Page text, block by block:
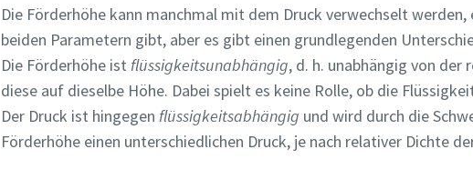
Die Förderhöhe kann manchmal mit dem Druck verwechselt
beiden Parametern gibt, aber es gibt einen grundlegenden
Die Förderhöhe ist flüssigkeitsunabhängig, d. h. unabhängig von
diese auf dieselbe Höhe. Dabei spielt es keine Rolle, ob die
Der Druck ist hingegen flüssigkeitsabhängig und wird durch die
Förderhöhe einen unterschiedlichen Druck, je nach relativer Dichte